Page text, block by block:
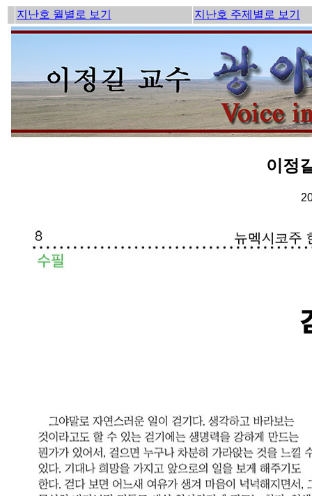
지난호 월별로 보기 지난호 주제별로 보기
이정